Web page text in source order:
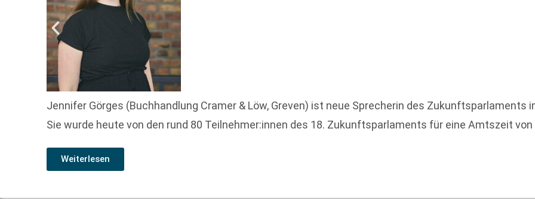
Jennifer Görges (Buchhandlung Cramer & Löw, Greven) ist neue Sprecherin des Zukunftsparlaments
Sie wurde heute von den rund 80 Teilnehmer:innen des 18. Zukunftsparlaments für eine Amtszeit
Weiterlesen